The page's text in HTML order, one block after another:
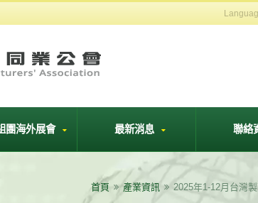
團海外展會 最新消息 聯絡
首頁 產業資訊 2025年1-12月台灣